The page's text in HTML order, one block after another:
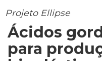
Projeto Ellipse
Ácidos
para